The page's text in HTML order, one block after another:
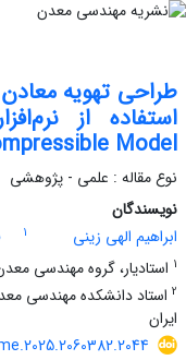
طراحی تهویه معادن
Model)
نوع مقاله : علمی - پژوهشی
نویسندگان
ابراهیم الهی زینی
1
1 استادیار، گروه مهندسی
2 استاد دانشکده مهندسی
ایران